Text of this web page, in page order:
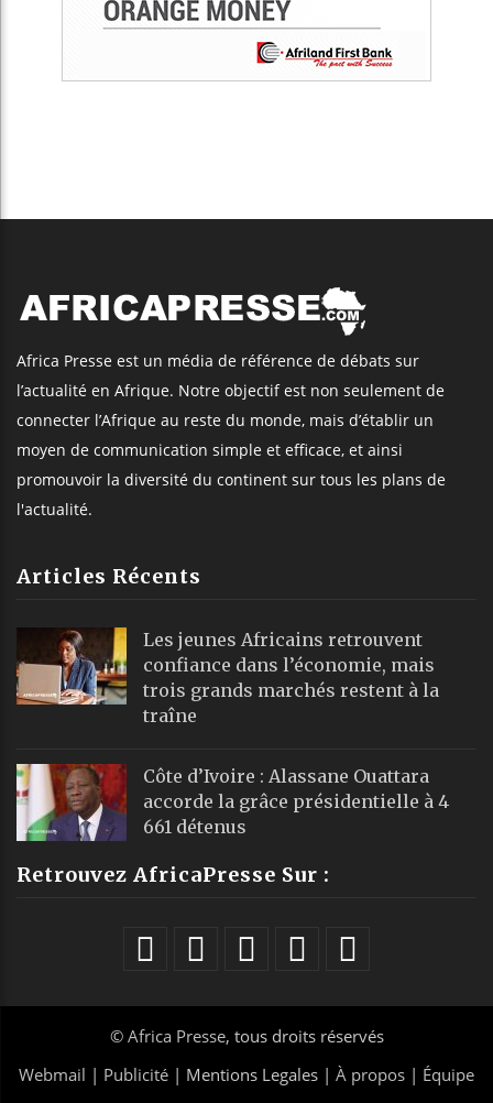
Africa Presse est un média de référence de débats sur
l’actualité en Afrique. Notre objectif est non seulement de
connecter l’Afrique au reste du monde, mais d’établir un
moyen de communication simple et efficace, et ainsi
promouvoir la diversité du continent sur tous les plans de
l'actualité.
Articles Récents
Les jeunes Africains retrouvent
confiance dans l’économie, mais
trois grands marchés restent à la
traîne
Côte d’Ivoire : Alassane Ouattara
accorde la grâce présidentielle à 4
661 détenus
Retrouvez AfricaPresse Sur :
© Africa Presse, tous droits réservés
Webmail | Publicité | Mentions Legales | À propos | Équipe